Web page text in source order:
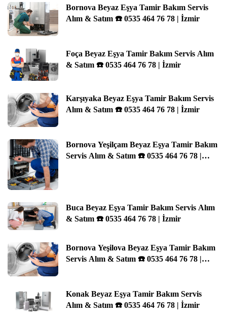
Bornova Beyaz Eşya Tamir Bakım Servis
Alım & Satım ☎️ 0535 464 76 78 | İzmir
Foça Beyaz Eşya Tamir Bakım Servis Alım
& Satım ☎️ 0535 464 76 78 | İzmir
Karşıyaka Beyaz Eşya Tamir Bakım Servis
Alım & Satım ☎️ 0535 464 76 78 | İzmir
Bornova Yeşilçam Beyaz Eşya Tamir Bakım
Servis Alım & Satım ☎️ 0535 464 76 78 |
Buca Beyaz Eşya Tamir Bakım Servis Alım
& Satım ☎️ 0535 464 76 78 | İzmir
Bornova Yeşilova Beyaz Eşya Tamir Bakım
Servis Alım & Satım ☎️ 0535 464 76 78 |
Konak Beyaz Eşya Tamir Bakım Servis
Alım & Satım ☎️ 0535 464 76 78 | İzmir